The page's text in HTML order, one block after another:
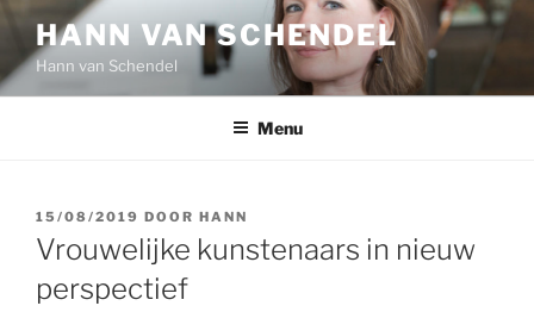
Ga
de
inhoud
HANN VAN SCHENDEL
Hann van Schendel
Menu
GEPLAATST
OP
15/08/2019 DOOR HANN
Vrouwelijke kunstenaars in nieuw
perspectief